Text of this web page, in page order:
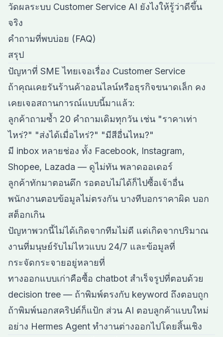
วัดผลระบบ Customer Service AI ยังไงให้รู้ว่าดีขึ้น
จริง
คำถามที่พบบ่อย (FAQ)
สรุป
ปัญหาที่ SME ไทยเจอเรื่อง Customer Service
ถ้าคุณเคยรันร้านค้าออนไลน์หรือธุรกิจขนาดเล็ก คง
เคยเจอสถานการณ์แบบนี้มาแล้ว:
ลูกค้าถามซ้ำ 20 คำถามเดิมทุกวัน เช่น "ราคาเท่า
ไหร่?" "ส่งได้เมื่อไหร่?" "มีสีอื่นไหม?"
มี inbox หลายช่อง ทั้ง Facebook, Instagram,
Shopee, Lazada — ดูไม่ทัน พลาดออเดอร์
ลูกค้าทักมาตอนดึก รอตอบไม่ได้ก็ไปซื้อเจ้าอื่น
พนักงานตอบข้อมูลไม่ตรงกัน บางทีบอกราคาผิด บอก
สต็อกเกิน
ปัญหาพวกนี้ไม่ได้เกิดจากทีมไม่ดี แต่เกิดจากปริมาณ
งานที่มนุษย์รับไม่ไหวแบบ 24/7 และข้อมูลที่
กระจัดกระจายอยู่หลายที่
ทางออกแบบเก่าคือซื้อ chatbot สำเร็จรูปที่ตอบด้วย
decision tree — ถ้าพิมพ์ตรงกับ keyword ถึงตอบถูก
ถ้าพิมพ์นอกสคริปต์ก็แป้ก ส่วน AI ตอบลูกค้าแบบใหม่
อย่าง Hermes Agent ทำงานต่างออกไปโดยสิ้นเชิง